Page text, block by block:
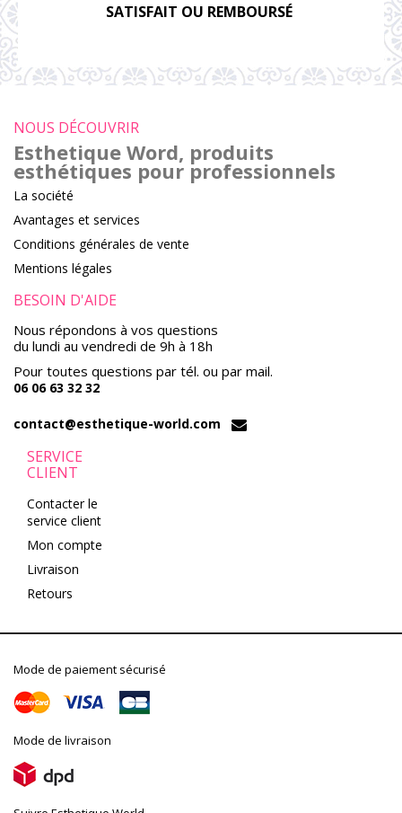
SATISFAIT OU REMBOURSÉ
NOUS DÉCOUVRIR
Esthetique Word, produits
esthétiques pour professionnels
La société
Avantages et services
Conditions générales de vente
Mentions légales
BESOIN D'AIDE
Nous répondons à vos questions
du lundi au vendredi de 9h à 18h
Pour toutes questions par tél. ou par mail.
06 06 63 32 32
contact@esthetique-world.com
SERVICE
CLIENT
Contacter le
service client
Mon compte
Livraison
Retours
Mode de paiement sécurisé
Mode de livraison